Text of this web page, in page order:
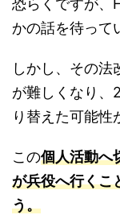
恐らくですが、
かの話を待って
しかし、その
が難しくなり、
り替えた可能性
この個人活動へ
が兵役へ行くこ
う。